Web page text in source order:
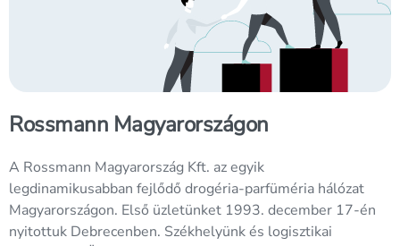
Rossmann Magyarországon
A Rossmann Magyarország Kft. az egyik
legdinamikusabban fejlődő drogéria-parfüméria hálózat
Magyarországon. Első üzletünket 1993. december 17-én
nyitottuk Debrecenben. Székhelyünk és logisztikai